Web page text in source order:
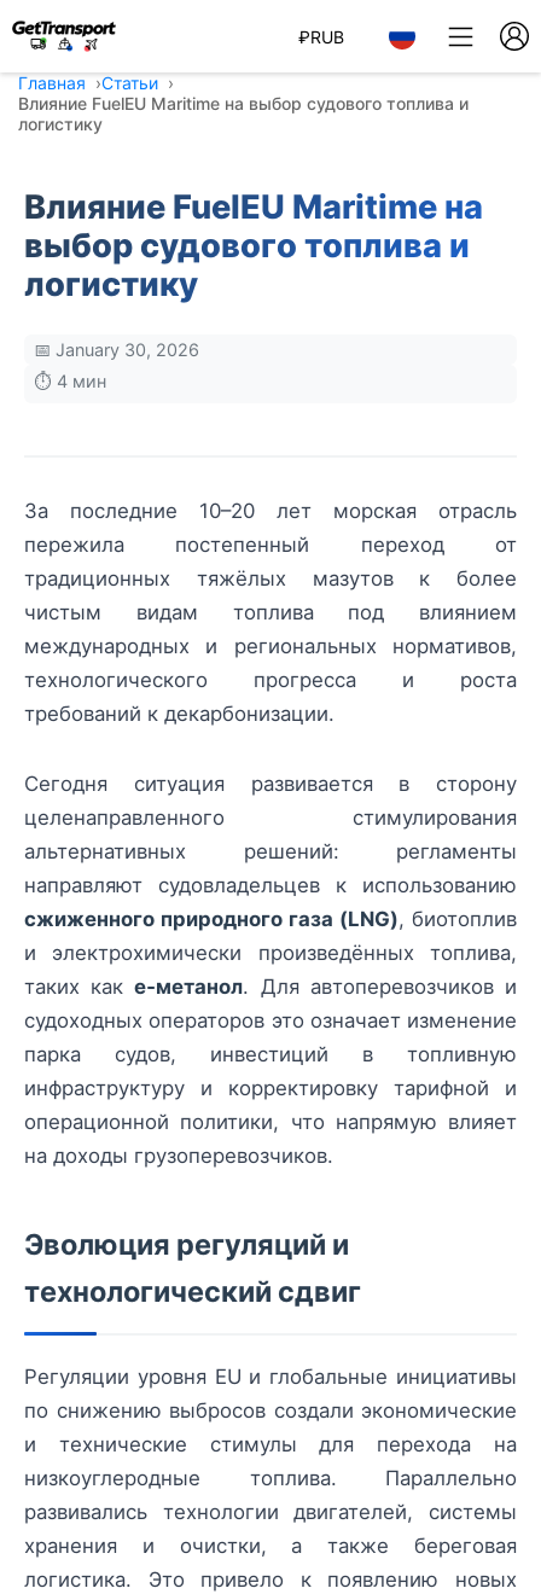
₽RUB
Главная
Статьи
Влияние FuelEU Maritime на выбор судового топлива и
логистику
Влияние FuelEU Maritime на
выбор судового топлива и
логистику
📅 January 30, 2026
⏱️ 4 мин
За последние 10–20 лет морская отрасль
пережила постепенный переход от
традиционных тяжёлых мазутов к более
чистым видам топлива под влиянием
международных и региональных нормативов,
технологического прогресса и роста
требований к декарбонизации.
Сегодня ситуация развивается в сторону
целенаправленного стимулирования
альтернативных решений: регламенты
направляют судовладельцев к использованию
сжиженного природного газа (LNG), биотоплив
и электрохимически произведённых топлива,
таких какe‑метанол. Для автоперевозчиков и
судоходных операторов это означает изменение
парка судов, инвестиций в топливную
инфраструктуру и корректировку тарифной и
операционной политики, что напрямую влияет
на доходы грузоперевозчиков.
Эволюция регуляций и
технологический сдвиг
Регуляции уровня EU и глобальные инициативы
по снижению выбросов создали экономические
и технические стимулы для перехода на
низкоуглеродные топлива. Параллельно
развивались технологии двигателей, системы
хранения и очистки, а также береговая
логистика. Это привело к появлению новых